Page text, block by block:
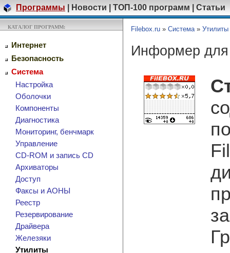
Программы Новости ТОП-100 программ Статьи
КАТАЛОГ ПРОГРАММ:
Интернет
Безопасность
Система
Настройка
Оболочки
Компоненты
Диагностика
Мониторинг, бенчмарк
Управление
CD-ROM и запись CD
Архиваторы
Доступ
Факсы и АОНЫ
Реестр
Резервирование
Драйвера
Железяки
Утилиты
Filebox.ru » Система» Утилиты
Информер